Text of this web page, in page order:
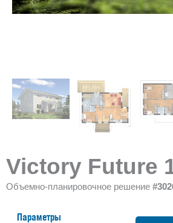
Victory Future
Объемно-планировочное решение
Параметры